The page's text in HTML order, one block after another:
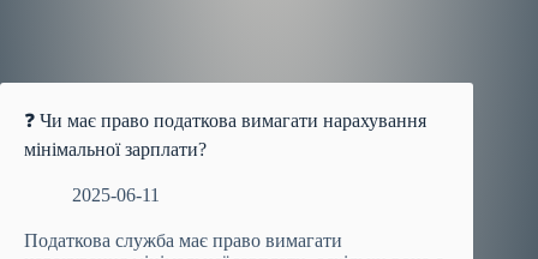
❓ Чи має право податкова вимагати нарахування
мінімальної зарплати?
2025-06-11
Податкова служба має право вимагати